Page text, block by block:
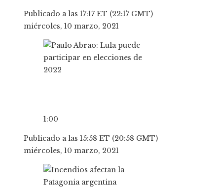
Publicado a las 17:17 ET (22:17 GMT)
miércoles, 10 marzo, 2021
1:00
Publicado a las 15:58 ET (20:58 GMT)
miércoles, 10 marzo, 2021